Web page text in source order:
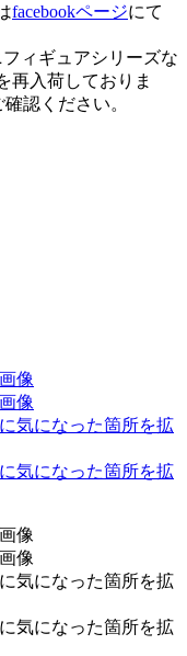
facebookページにて
ィギュアシリーズな
再入荷しておりま
認ください。